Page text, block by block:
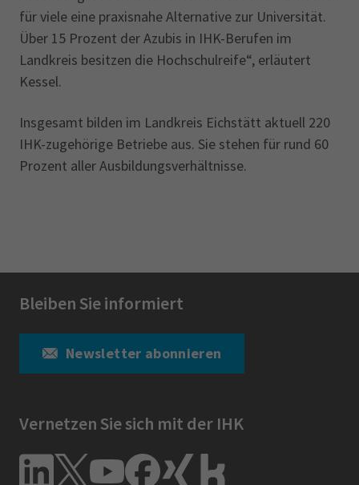
für viele eine praxisnahe Alternative zur Universität.
Über 15 Prozent der Azubis in IHK-Berufen im
Landkreis besitzen die Hochschulreife“, erläutert
Kessel.
Insgesamt bilden im Landkreis Eichstätt aktuell 220
IHK-zugehörige Betriebe aus. Sie stehen ‎für rund 60
Prozent aller Ausbildungsverhältnisse.
Bleiben Sie informiert
Newsletter abonnieren
Vernetzen Sie sich mit der IHK